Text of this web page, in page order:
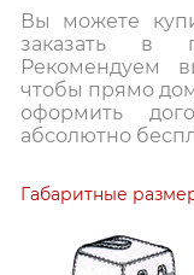
Вы можете
заказать в
Рекомендуем
чтобы прямо
оформить
абсолютно
Габаритные